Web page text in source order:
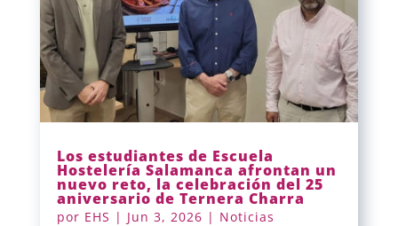
Los estudiantes de Escuela
Hostelería Salamanca afrontan un
nuevo reto, la celebración del 25
aniversario de Ternera Charra
por EHS | Jun 3, 2026 | Noticias